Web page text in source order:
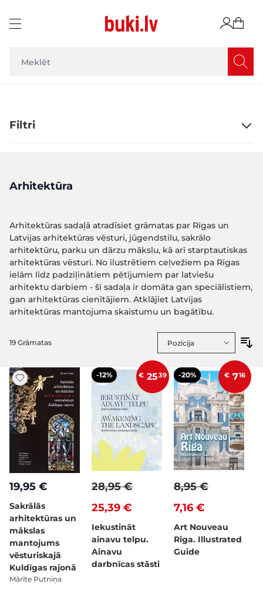
Filtri
Arhitektūra
Arhitektūras sadaļā atradīsiet grāmatas par Rīgas un
Latvijas arhitektūras vēsturi, jūgendstilu, sakrālo
arhitektūru, parku un dārzu mākslu, kā arī starptautiskas
arhitektūras vēsturi. No ilustrētiem ceļvežiem pa Rīgas
ielām līdz padziļinātiem pētījumiem par latviešu
arhitektu darbiem - šī sadaļa ir domāta gan speciālistiem,
gan arhitektūras cienītājiem. Atklājiet Latvijas
arhitektūras mantojuma skaistumu un bagātību.
19 Grāmatas
19,95 €
Sakrālās
arhitektūras un
mākslas
mantojums
vēsturiskajā
Kuldīgas rajonā
Mārīte Putniņa
-12% € 2539
25,39 €
28,95 €
Iekustināt
ainavu telpu.
Ainavu
darbnīcas stāsti
-20% € 716
7,16 €
8,95 €
Art Nouveau
Riga. Illustrated
Guide